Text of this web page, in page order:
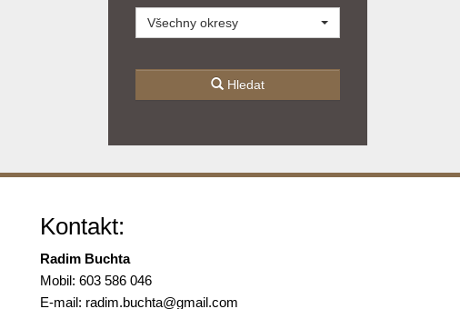
Všechny okresy
Hledat
Kontakt:
Radim Buchta
Mobil: 603 586 046
E-mail: radim.buchta@gmail.com